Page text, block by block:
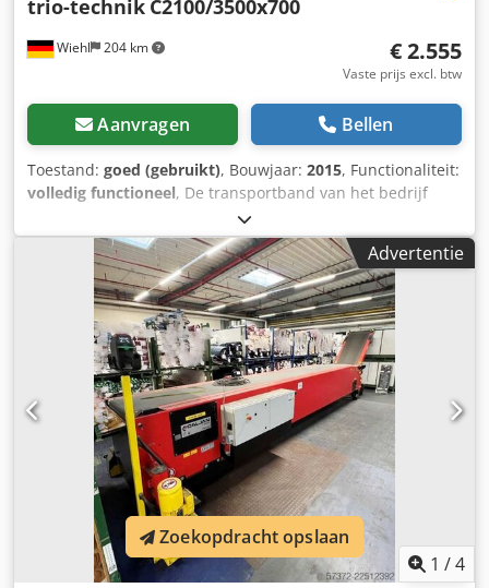
Wiehl 204 km
trio-technik C2100/3500x700
€ 2.555
Vaste prijs excl. btw
Aanvragen Bellen
Toestand: goed (gebruikt), Bouwjaar: 2015, Functionaliteit:
volledig functioneel, De transportband van het bedrijf
trio-technik staat te koop. Hieronder volgen de technische
specificaties: Lengte: 3500 mm Bruikbare breedte: 700 mm
Kunststof lamellenband, blauw Hittebestendig tot 90
graden Dsdpszqz Stefx Am Rsck In hoogte verstelbaar: 600
mm - 1100 mm
Advertentie
1 /4
Zoekopdracht opslaan